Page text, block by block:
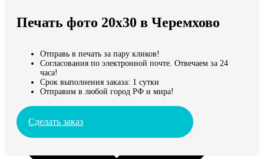
Мы доставляем по всему миру
Продолжить без города
Печать фото 20х30 в Черемхово
Отправь в печать за пару кликов!
Согласования по электронной почте. Отвечаем за 24
часа!
Срок выполнения заказа: 1 сутки
Отправим в любой город РФ и мира!
Сделать заказ